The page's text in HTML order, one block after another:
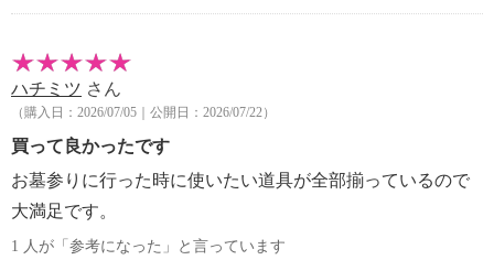
・花筒ブラシ：約２８ｇ
・墓石溝ブラシ約２４ｇ
・巾着袋：約１３ｇ
【保証（有無）、保証期間】
・なし
【原産国（地）】
・中国製
ハチミツ さん
（購入日：2026/07/05｜公開日：2026/07/22）
買って良かったです
お墓参りに行った時に使いたい道具が全部揃っているので
大満足です。
1 人が「参考になった」と言っています